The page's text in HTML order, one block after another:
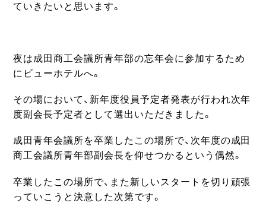
ていきたいと思います。
夜は成田商工会議所青年部の忘年会に参加するため
にビューホテルへ。
その場において、新年度役員予定者発表が行われ次年
度副会長予定者として選出いただきました。
成田青年会議所を卒業したこの場所で、次年度の成田
商工会議所青年部副会長を仰せつかるという偶然。
卒業したこの場所で、また新しいスタートを切り頑張
っていこうと決意した次第です。